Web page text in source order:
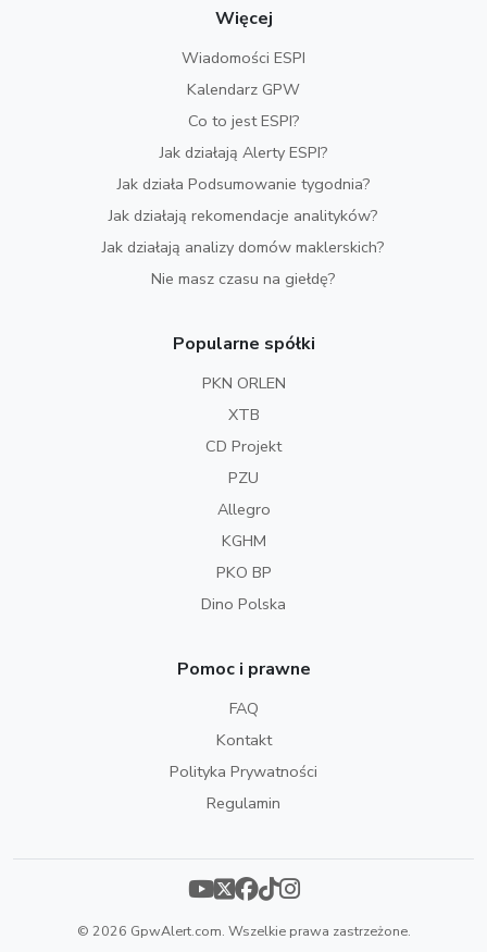
Więcej
Wiadomości ESPI
Kalendarz GPW
Co to jest ESPI?
Jak działają Alerty ESPI?
Jak działa Podsumowanie tygodnia?
Jak działają rekomendacje analityków?
Jak działają analizy domów maklerskich?
Nie masz czasu na giełdę?
Popularne spółki
PKN ORLEN
XTB
CD Projekt
PZU
Allegro
KGHM
PKO BP
Dino Polska
Pomoc i prawne
FAQ
Kontakt
Polityka Prywatności
Regulamin
© 2026 GpwAlert.com. Wszelkie prawa zastrzeżone.